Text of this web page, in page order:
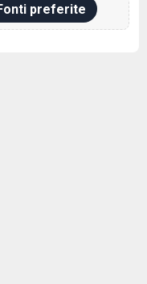
preferite